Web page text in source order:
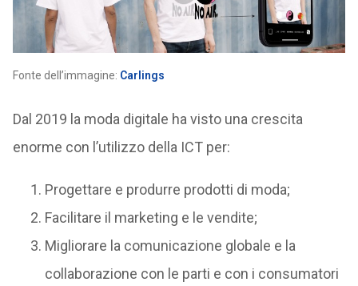
Fonte dell’immagine: Carlings
Dal 2019 la moda digitale ha visto una crescita
enorme con l’utilizzo della ICT per:
Progettare e produrre prodotti di moda;
Facilitare il marketing e le vendite;
Migliorare la comunicazione globale e la
collaborazione con le parti e con i consumatori